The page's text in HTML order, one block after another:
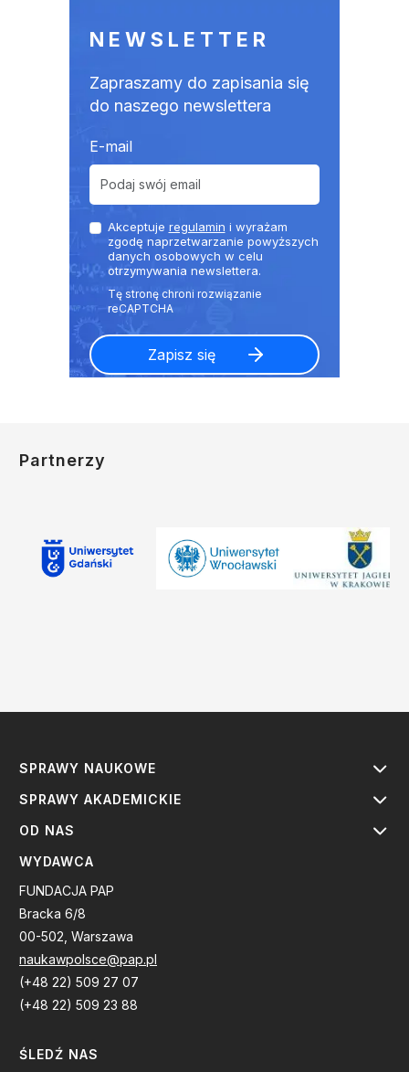
NEWSLETTER
Zapraszamy do zapisania się
do naszego newslettera
E-mail
Akceptuje regulamin i wyrażam
zgodę naprzetwarzanie powyższych
danych osobowych w celu
otrzymywania newslettera.
Partnerzy
SPRAWY NAUKOWE
SPRAWY AKADEMICKIE
OD NAS
WYDAWCA
FUNDACJA PAP
Bracka 6/8
00-502, Warszawa
naukawpolsce@pap.pl
(+48 22) 509 27 07
(+48 22) 509 23 88
ŚLEDŹ NAS